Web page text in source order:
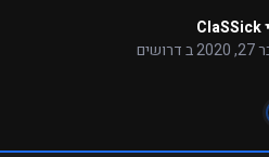
ClaSSick
בדרושים